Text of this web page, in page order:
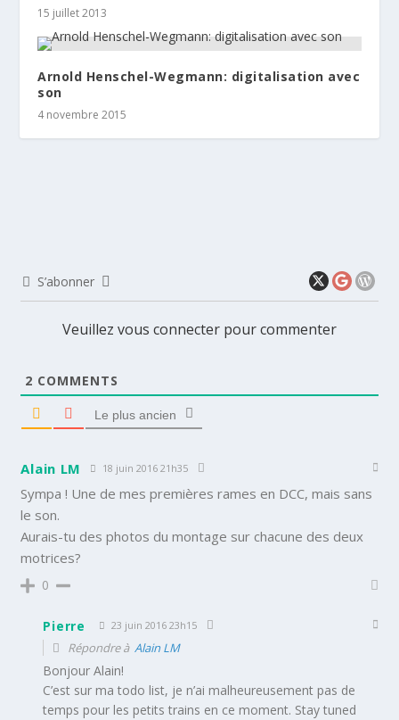
15 juillet 2013
Arnold Henschel-Wegmann: digitalisation avec
son
4 novembre 2015
S’abonner
Veuillez vous connecter pour commenter
2 COMMENTS
Le plus ancien
Alain LM 18 juin 2016 21h35
Sympa ! Une de mes premières rames en DCC, mais sans
le son.
Aurais-tu des photos du montage sur chacune des deux
motrices?
0
Pierre 23 juin 2016 23h15
Répondre àAlain LM
Bonjour Alain!
C’est sur ma todo list, je n’ai malheureusement pas de
temps pour les petits trains en ce moment. Stay tuned